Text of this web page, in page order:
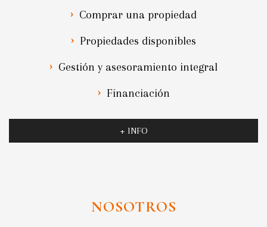
Comprar una propiedad
Propiedades disponibles
Gestión y asesoramiento integral
Financiación
+ INFO
NOSOTROS